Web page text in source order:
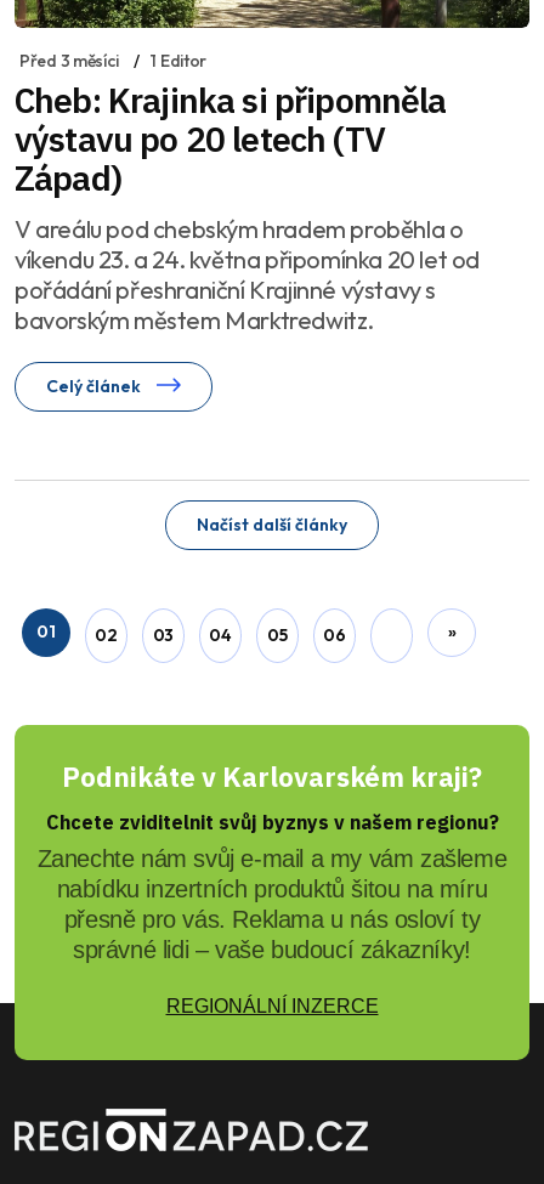
Před 3 měsíci 1 Editor
Cheb: Krajinka si připomněla
výstavu po 20 letech (TV
Západ)
V areálu pod chebským hradem proběhla o
víkendu 23. a 24. května připomínka 20 let od
pořádání přeshraniční Krajinné výstavy s
bavorským městem Marktredwitz.
Celý článek
Načíst další články
01 02 03 04 05 06 »
Podnikáte v Karlovarském kraji?
Chcete zviditelnit svůj byznys v našem regionu?
Zanechte nám svůj e-mail a my vám zašleme
nabídku inzertních produktů šitou na míru
přesně pro vás. Reklama u nás osloví ty
správné lidi – vaše budoucí zákazníky!
REGIONÁLNÍ INZERCE